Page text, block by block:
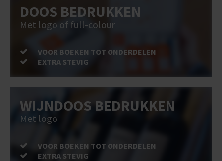
DOOS BEDRUKKEN
Met logo of full-colour
VOOR BOEKEN TOT ONDERDELEN
EXTRA STEVIG
WIJNDOOS BEDRUKKEN
Met logo
VOOR BOEKEN TOT ONDERDELEN
EXTRA STEVIG